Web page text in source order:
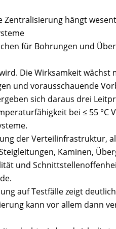
Zentralisierung hängt
für Bohrungen und
Die Wirksamkeit
und vorausschauende
sich daraus drei
bei ≤ 55
der Verteilinfrastruktur,
Kaminen,
und
auf Testfälle zeigt
kann vor allem dann